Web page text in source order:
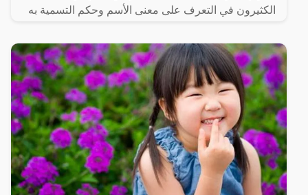
الكثيرون في التعرف على معنى الأسم وحكم التسمية به